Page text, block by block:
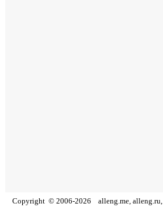
Copyright © 2006-2026
alleng.me, alleng.ru,